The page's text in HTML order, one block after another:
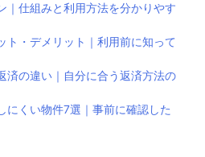
｜仕組みと利用方法を分かりやす
ト・デメリット｜利用前に知って
済の違い｜自分に合う返済方法の
にくい物件7選｜事前に確認した